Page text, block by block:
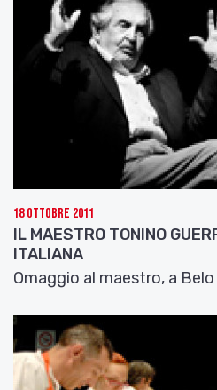
18 Ottobre 2011
IL MAESTRO TONINO
ITALIANA
Omaggio al maestro, a